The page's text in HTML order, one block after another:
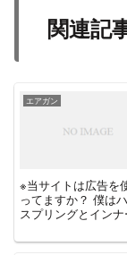
関連記
エアガン
※当サイトは広告を使用しています お
ってますか？ 僕はハイキャパE使ってます。 自分でカスタムして、
スプリングとイン